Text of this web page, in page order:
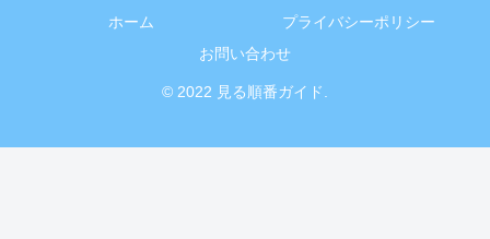
ホーム
プライバシーポリシー
お問い合わせ
© 2022 見る順番ガイド.